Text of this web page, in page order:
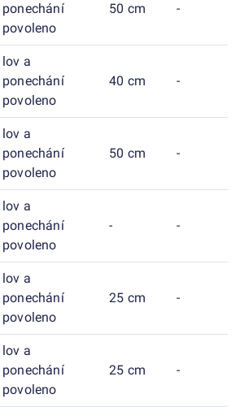
ponechání
povoleno
50 cm -
lov a
ponechání
povoleno
40 cm -
lov a
ponechání
povoleno
50 cm -
lov a
ponechání
povoleno
- -
lov a
ponechání
povoleno
25 cm -
lov a
ponechání
povoleno
25 cm -